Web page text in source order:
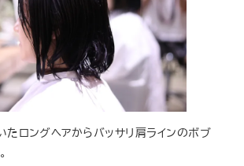
ロングヘアからバッサリ肩ラインのボブ